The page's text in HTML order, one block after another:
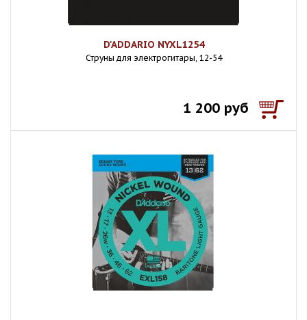
D'ADDARIO NYXL1254
Струны для электрогитары, 12-54
1 200 руб